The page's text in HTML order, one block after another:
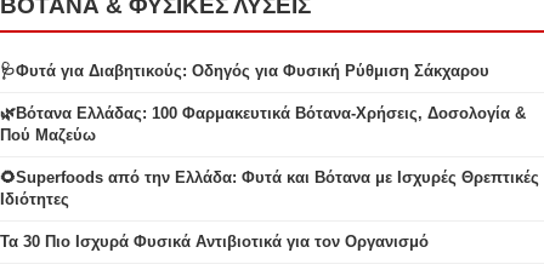
ΒΟΤΑΝΑ & ΦΥΣΙΚΕΣ ΛΥΣΕΙΣ
🩺Φυτά για Διαβητικούς: Οδηγός για Φυσική Ρύθμιση Σάκχαρου
🌿Βότανα Ελλάδας: 100 Φαρμακευτικά Βότανα-Χρήσεις, Δοσολογία &
Πού Μαζεύω
🌻Superfoods από την Ελλάδα: Φυτά και Βότανα με Ισχυρές Θρεπτικές
Ιδιότητες
Τα 30 Πιο Ισχυρά Φυσικά Αντιβιοτικά για τον Οργανισμό